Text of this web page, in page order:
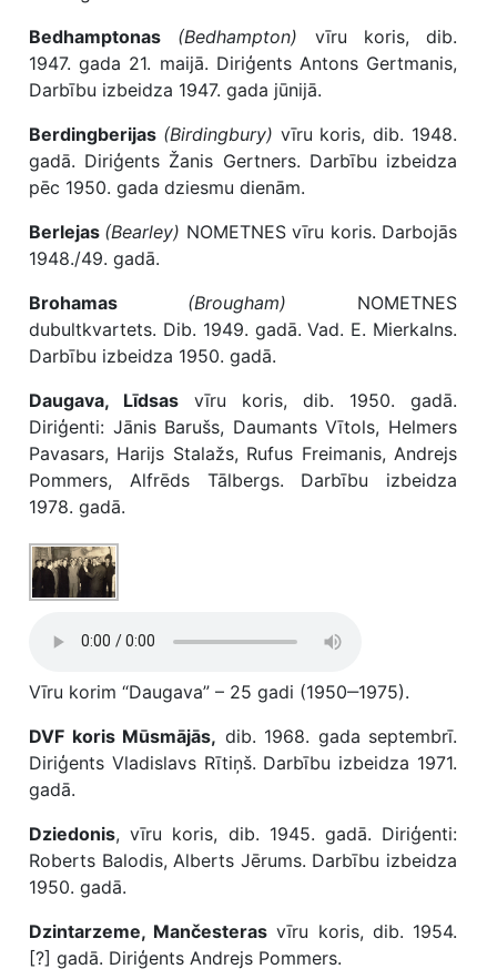
Bedhamptonas
(Bedhampton) vīru koris, dib.
1947. gada 21. maijā. Diriģents Antons Gertmanis,
Darbību izbeidza 1947. gada jūnijā.
Berdingberijas (Birdingbury) vīru koris, dib. 1948.
gadā. Diriģents Žanis Gertners. Darbību izbeidza
pēc 1950. gada dziesmu dienām.
Berlejas (Bearley) NOMETNES vīru koris. Darbojās
1948./49. gadā.
Brohamas (Brougham) NOMETNES
dubultkvartets. Dib. 1949. gadā. Vad. E. Mierkalns.
Darbību izbeidza 1950. gadā.
Daugava, Līdsas vīru koris, dib. 1950. gadā.
Diriģenti: Jānis Barušs, Daumants Vītols, Helmers
Pavasars, Harijs Stalažs, Rufus Freimanis, Andrejs
Pommers, Alfrēds Tālbergs. Darbību izbeidza
1978. gadā.
Vīru korim “Daugava” – 25 gadi (1950‒1975).
DVF koris Mūsmājās, dib. 1968. gada septembrī.
Diriģents Vladislavs Rītiņš. Darbību izbeidza 1971.
gadā.
Dziedonis, vīru koris, dib. 1945. gadā. Diriģenti:
Roberts Balodis, Alberts Jērums. Darbību izbeidza
1950. gadā.
Dzintarzeme, Mančesteras vīru koris, dib. 1954.
[?] gadā. Diriģents Andrejs Pommers.